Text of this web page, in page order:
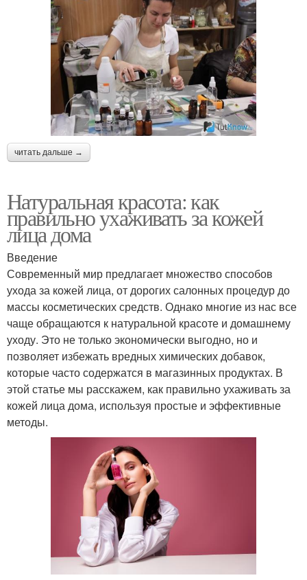
читать дальше →
Натуральная красота: как
правильно ухаживать за кожей
лица дома
Введение
Современный мир предлагает множество способов
ухода за кожей лица, от дорогих салонных процедур до
массы косметических средств. Однако многие из нас все
чаще обращаются к натуральной красоте и домашнему
уходу. Это не только экономически выгодно, но и
позволяет избежать вредных химических добавок,
которые часто содержатся в магазинных продуктах. В
этой статье мы расскажем, как правильно ухаживать за
кожей лица дома, используя простые и эффективные
методы.